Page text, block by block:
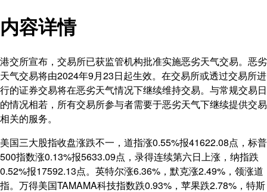
内容详情
港交所宣布，交易所已获监管机构批准实施恶劣天气交易。恶劣
天气交易将由2024年9月23日起生效。在交易所或透过交易所进
行的证券交易将在恶劣天气情况下继续维持交易。与常规交易日
的情况相若，所有交易所参与者需要于恶劣天气下继续提供交易
相关的服务。
美国三大股指收盘涨跌不一，道指涨0.55%报41622.08点，标普
500指数涨0.13%报5633.09点，录得连续第六日上涨，纳指跌
0.52%报17592.13点。英特尔涨6.36%，默克涨2.49%，领涨道
指。万得美国TAMAMA科技指数跌0.93%，苹果跌2.78%，特斯